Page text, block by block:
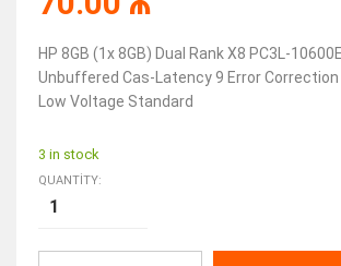
HP 8GB (1x 8GB) Dual Rank X8 PC3L-
Unbuffered Cas-Latency 9 Error Correction
Low Voltage Standard
3 in stock
QUANTITY: